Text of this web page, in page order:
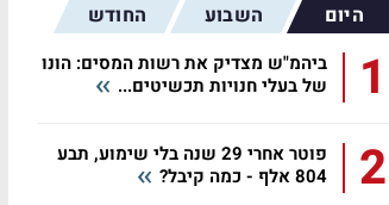
היום השבוע החודש
1
ביהמ"ש מצדיק את רשות המסים: הונו
של בעלי חנויות תכשיטים...
2
פוטר אחרי 29 שנה בלי שימוע, תבע
804 אלף - כמה קיבל?